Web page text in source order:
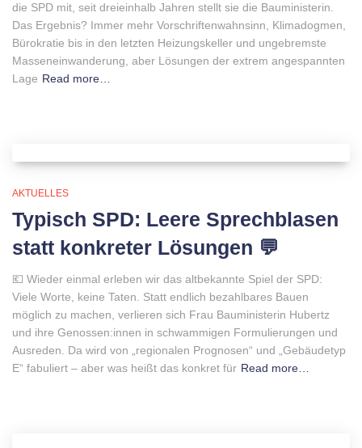
die SPD mit, seit dreieinhalb Jahren stellt sie die Bauministerin.
Das Ergebnis? Immer mehr Vorschriftenwahnsinn, Klimadogmen,
Bürokratie bis in den letzten Heizungskeller und ungebremste
Masseneinwanderung, aber Lösungen der extrem angespannten
Lage Read more…
AKTUELLES
Typisch SPD: Leere Sprechblasen
statt konkreter Lösungen 💬
💶 Wieder einmal erleben wir das altbekannte Spiel der SPD:
Viele Worte, keine Taten. Statt endlich bezahlbares Bauen
möglich zu machen, verlieren sich Frau Bauministerin Hubertz
und ihre Genossen:innen in schwammigen Formulierungen und
Ausreden. Da wird von „regionalen Prognosen“ und „Gebäudetyp
E“ fabuliert – aber was heißt das konkret für Read more…